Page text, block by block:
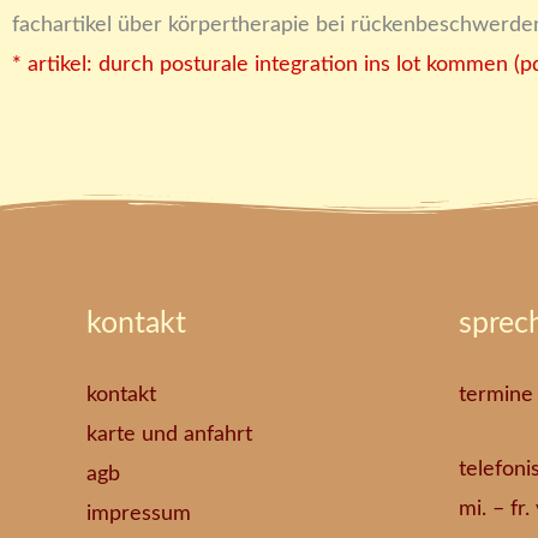
fachartikel über körpertherapie bei
* artikel: durch posturale integration ins lot kommen
kontakt
kontakt
karte und anfahrt
agb
impressum
termine
mi. – fr.